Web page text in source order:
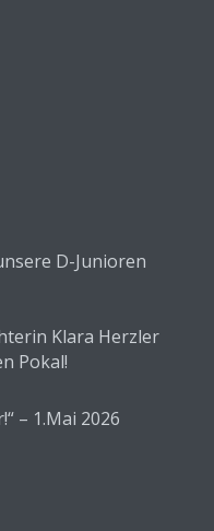
D-Junioren
Klara Herzler
Pokal!
– 1.Mai 2026